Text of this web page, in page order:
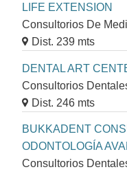
LIFE EXTENSION
Consultorios De
Dist. 239 mts
DENTAL ART
Consultorios
Dist. 246 mts
BUKKADENT
ODONTOLOGÍA
Consultorios